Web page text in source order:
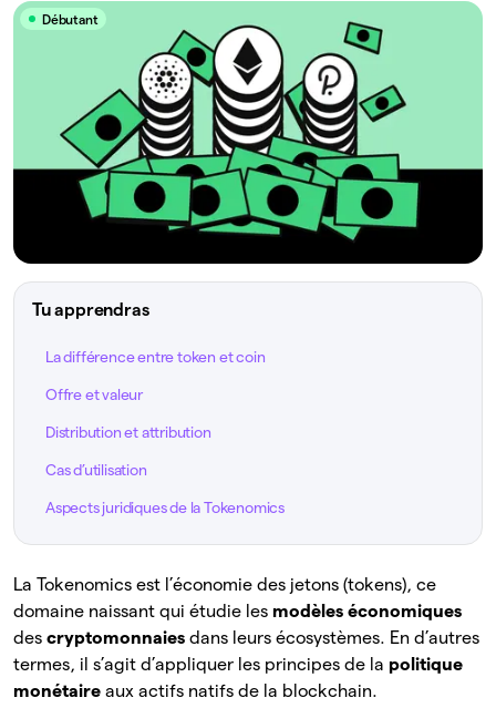
Débutant
Tu apprendras
La différence entre token et coin
Offre et valeur
Distribution et attribution
Cas d’utilisation
Aspects juridiques de la Tokenomics
La Tokenomics est l’économie des jetons (tokens), ce
domaine naissant qui étudie les modèles économiques
des cryptomonnaies dans leurs écosystèmes. En d’autres
termes, il s’agit d’appliquer les principes de la politique
monétaire aux actifs natifs de la blockchain.